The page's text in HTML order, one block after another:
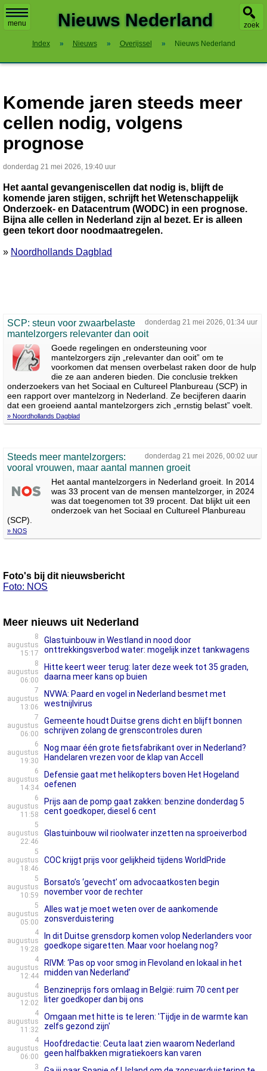
menu zoek
Nieuws Nederland
Index » Nieuws » Overijssel » Nieuws Nederland
Komende jaren steeds meer
cellen nodig, volgens
prognose
donderdag 21 mei 2026, 19:40 uur
Het aantal gevangeniscellen dat nodig is, blijft de
komende jaren stijgen, schrijft het Wetenschappelijk
Onderzoek- en Datacentrum (WODC) in een prognose.
Bijna alle cellen in Nederland zijn al bezet. Er is alleen
geen tekort door noodmaatregelen.
» Noordhollands Dagblad
donderdag 21 mei 2026, 01:34 uur
SCP: steun voor zwaarbelaste
mantelzorgers relevanter dan ooit
Goede regelingen en ondersteuning voor
mantelzorgers zijn „relevanter dan ooit” om te
voorkomen dat mensen overbelast raken door de hulp
die ze aan anderen bieden. Die conclusie trekken
onderzoekers van het Sociaal en Cultureel Planbureau (SCP) in
een rapport over mantelzorg in Nederland. Ze becijferen daarin
dat een groeiend aantal mantelzorgers zich „ernstig belast” voelt.
» Noordhollands Dagblad
donderdag 21 mei 2026, 00:02 uur
Steeds meer mantelzorgers:
vooral vrouwen, maar aantal mannen groeit
Het aantal mantelzorgers in Nederland groeit. In 2014
was 33 procent van de mensen mantelzorger, in 2024
was dat toegenomen tot 39 procent. Dat blijkt uit een
onderzoek van het Sociaal en Cultureel Planbureau
(SCP).
» NOS
Foto's bij dit nieuwsbericht
Foto: NOS
Meer nieuws uit Nederland
8
augustus
15:17
Glastuinbouw in Westland in nood door
onttrekkingsverbod water: mogelijk inzet tankwagens
8
augustus
06:00
Hitte keert weer terug: later deze week tot 35 graden,
daarna meer kans op buien
7
augustus
13:06
NVWA: Paard en vogel in Nederland besmet met
westnijlvirus
7
augustus
06:00
Gemeente houdt Duitse grens dicht en blijft bonnen
schrijven zolang de grenscontroles duren
6
augustus
19:30
Nog maar één grote fietsfabrikant over in Nederland?
Handelaren vrezen voor de klap van Accell
6
augustus
14:34
Defensie gaat met helikopters boven Het Hogeland
oefenen
6
augustus
11:58
Prijs aan de pomp gaat zakken: benzine donderdag 5
cent goedkoper, diesel 6 cent
5
augustus
22:46
Glastuinbouw wil rioolwater inzetten na sproeiverbod
5
augustus
18:46
COC krijgt prijs voor gelijkheid tijdens WorldPride
5
augustus
10:59
Borsato’s ‘gevecht’ om advocaatkosten begin
november voor de rechter
5
augustus
05:00
Alles wat je moet weten over de aankomende
zonsverduistering
4
augustus
19:28
In dit Duitse grensdorp komen volop Nederlanders voor
goedkope sigaretten. Maar voor hoelang nog?
4
augustus
12:44
RIVM: ‘Pas op voor smog in Flevoland en lokaal in het
midden van Nederland’
4
augustus
12:02
Benzineprijs fors omlaag in België: ruim 70 cent per
liter goedkoper dan bij ons
4
augustus
11:32
Omgaan met hitte is te leren: 'Tijdje in de warmte kan
zelfs gezond zijn'
4
augustus
06:00
Hoofdredactie: Ceuta laat zien waarom Nederland
geen halfbakken migratiekoers kan varen
3